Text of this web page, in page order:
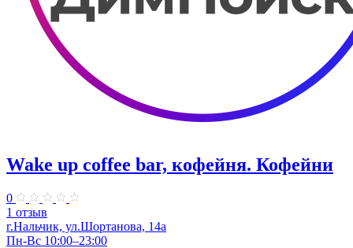
Wake up coffee bar, кофейня. Кофейни
0
1 отзыв
г.Нальчик, ул.Шортанова, 14а
Пн-Вс 10:00–23:00